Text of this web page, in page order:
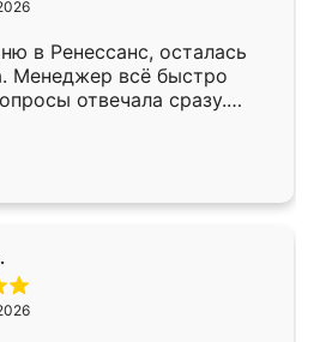
только здесь.
в Ренессанс, осталась
Менеджер всё быстро
отвечала сразу.
в субботу, подошёл к
Собрали
аккуратно, даже